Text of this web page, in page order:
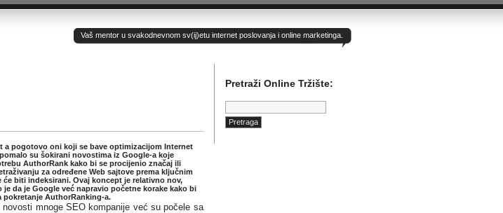
Vaš mentor u svakodnevnom sv(ij)etu internet poslovanja i online marketinga.
a pogotovo oni koji se bave optimizacijom Internet
su šokirani novostima iz Google-a koje
AuthorRank kako bi se procijenio značaj ili
za određene Web sajtove prema ključnim
će biti indeksirani. Ovaj koncept je relativno nov,
je da je Google već napravio početne korake kako bi
pokretanje AuthorRanking-a.
novosti mnoge SEO kompanije već su počele sa
Pretraži Online Tržište:
Pretraga: